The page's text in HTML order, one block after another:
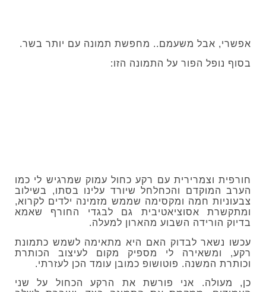
אפשרי, אבל משעמם.. מחפשת תמונה עם יותר בשר.
בסוף נופל הפור על התמונה הזו:
חורפית וצמרירית עם רקע כחול עמוק שמרגיש לי כמו
הערב המוקדם והכחלחל שיורד עלינו בסתו, בשילוב
צבעוניות חמה ומקסימה שממש מזמינה ילדים לקרוא,
ומתקשרת אסוציאטיבית גם לבגדי החורף שאמא
בדיוק הורידה השבוע מהארון למעלה.
עכשו נשאר לבדוק האם היא מתאימה לשמש כתמונת
רקע, ומשאירה לי מספיק מקום לעיצוב הכותרת
וכותרת המשנה. פוטושופ כמובן עומד הכן לעזרתי.
כן, מעולה. אני פורשת את הרקע הכחול על שני